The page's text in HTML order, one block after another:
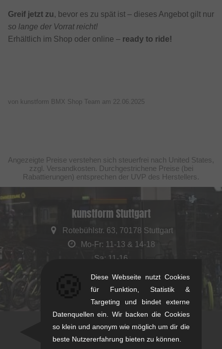
Greif jetzt zu, bevor es zu spät ist – dieses Angebot gilt nur
so lange der Vorrat reicht!
Erhältlich im Shop oder online – ready to ride!
von kunstform BMX Shop Team am 22.06.2025
Angezeigte Preise verstehen sich steuerfrei nach United States,
zzgl. Versandkosten. Durchgestrichene Preise (bei
Rabattierungen) entsprechen der UVP des Herstellers.
kunstform Stuttgart
Rotebühlstr. 63, 70178 Stuttgart
Mo-Fr: 11-13 & 14-18
Sa: 11-16
stuttgart@kunstform.org
Newsletter
Diese Webseite nutzt Cookies
für Funktion, Statistik &
Targeting und bindet externe
Datenquellen ein. Wir backen die Cookies
so klein und anonym wie möglich um dir die
beste Nutzererfahrung bieten zu können.